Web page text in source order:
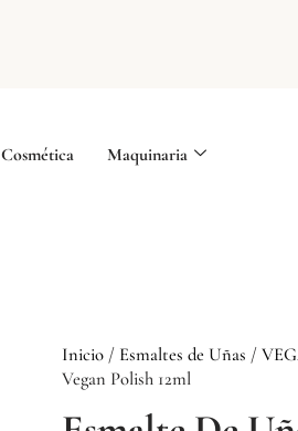
Cosmética Maquinaria
Inicio / Esmaltes de Uñas /
Vegan Polish 12ml